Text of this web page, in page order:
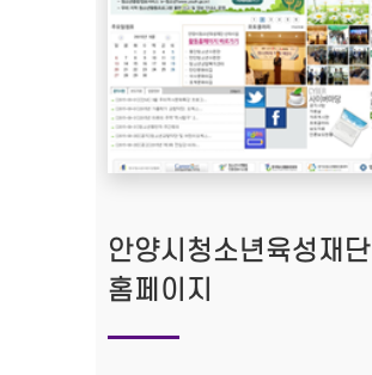
안양시청소년육성재단
홈페이지